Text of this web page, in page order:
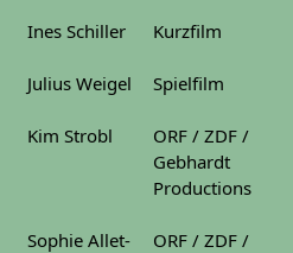
Ines Schiller Kurzfilm
Julius Weigel Spielfilm
Kim Strobl
ORF / ZDF /
Gebhardt
Productions
Sophie Allet-
ORF / ZDF /